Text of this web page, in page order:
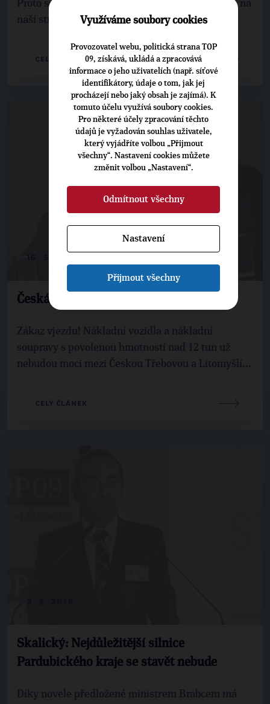
Proto se cyklostezka opět oddaluje a chyba není na
naší straně,“ uvedl starosta České Třebové ...
CELÝ ČLÁNEK
Česká Třebová vyhání kamiony
Zákaz vjezdu! Nákladní vozidla a nákladní
soupravy s povolenou hmotností nad 12 tun už
nebudou moci mezi Českou Třebovou a Litomyšlí...
CELÝ ČLÁNEK
Skalický: Nejdůležitější silnice
Pardubického kraje se stavět nebude
Díky novele předložené ministrem Brabcem má
Využíváme soubory cookies
Provozovatel webu, politická strana TOP
09, získává, ukládá a zpracovává
informace o jeho uživatelích (např. síťové
identifikátory, údaje o tom, jak jej
procházejí nebo jaký obsah je zajímá). K
tomuto účelu využívá soubory cookies.
Pro některé účely zpracování těchto
údajů je vyžadován souhlas uživatele,
který vyjádříte volbou „Přijmout
všechny“. Nastavení cookies můžete
změnit volbou „Nastavení“.
Odmítnout všechny
Nastavení
Přijmout všechny